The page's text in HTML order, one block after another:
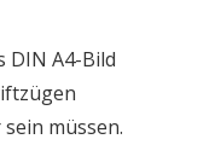
DIN A4-Bild
müssen.